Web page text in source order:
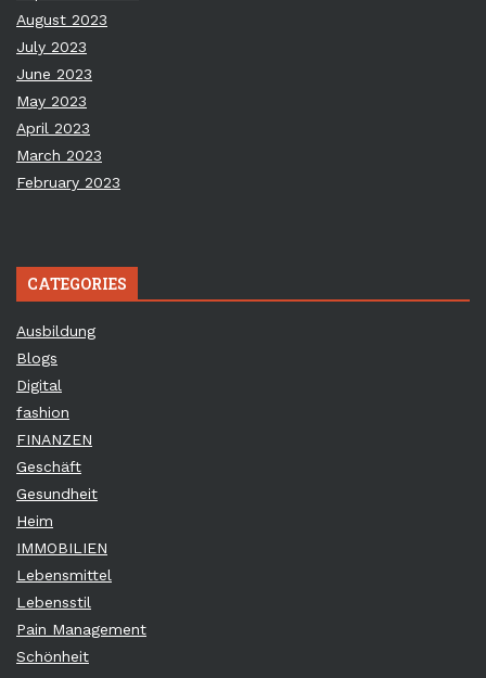
August 2023
July 2023
June 2023
May 2023
April 2023
March 2023
February 2023
CATEGORIES
Ausbildung
Blogs
Digital
fashion
FINANZEN
Geschäft
Gesundheit
Heim
IMMOBILIEN
Lebensmittel
Lebensstil
Pain Management
Schönheit